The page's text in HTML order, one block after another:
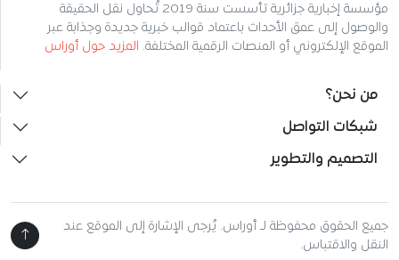
مؤسسة إخبارية جزائرية تأسست سنة 2019 تُحاول نقل الحقيقة
والوصول إلى عمق الأحداث باعتماد قوالب خبرية جديدة وجذابة عبر
الموقع الإلكتروني أو المنصات الرقمية المختلفة. المزيد حول أوراس
من نحن؟
شبكات التواصل
التصميم والتطوير
جميع الحقوق محفوظة لـ أوراس. يُرجى الإشارة إلى الموقع عند
النقل والاقتباس.